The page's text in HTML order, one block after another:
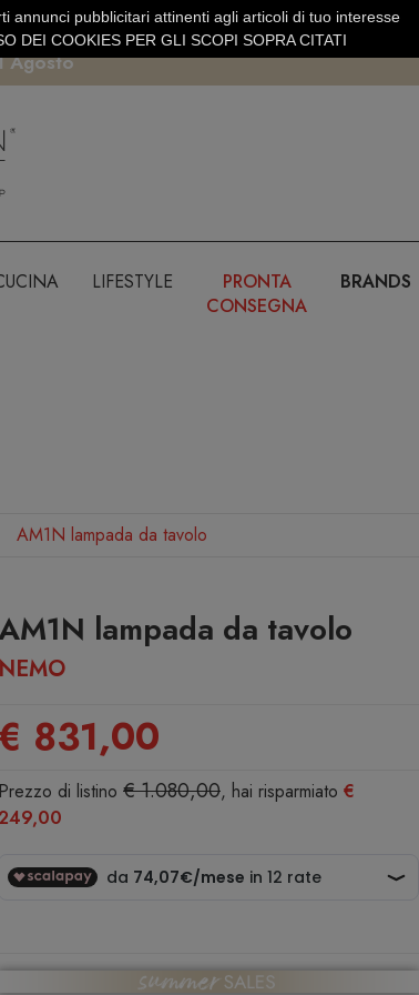
DI CREDITO SERVIZIO CLIENTI +39.0773.470.562
Agosto
LIFESTYLE
PRONTA
CONSEGNA
BRANDS
AM1N lampada da tavolo
lampada da tavolo
NEMO
€ 831,00
Prezzo di listino € 1.080,00, hai risparmiato €
249,00
annunci pubblicitari attinenti agli articoli di tuo interesse
DEI COOKIES PER GLI SCOPI SOPRA CITATI